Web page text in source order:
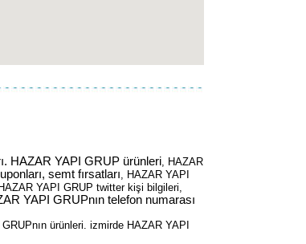
HAZAR YAPI GRUP ürünleri, HAZAR
semt fırsatları, HAZAR YAPI
HAZAR YAPI GRUP twitter kişi bilgileri,
YAPI GRUPnın telefon numarası
ürünleri. izmirde HAZAR YAPI